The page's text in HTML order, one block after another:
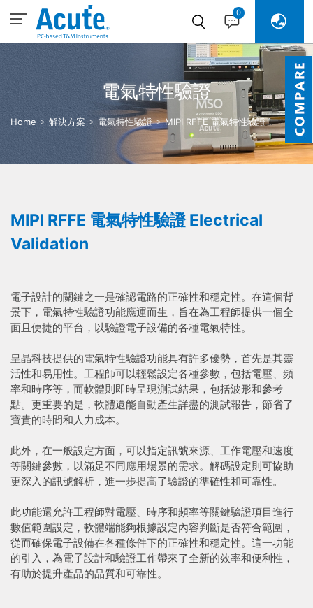
0
電氣特性驗證
Home 解決方案 電氣特性驗證
MIPI RFFE 電氣特性驗證
Electrical Validation
MIPI RFFE 電氣特性驗證 Electrical
Validation
電子設計的關鍵之一是確認電路的正確性和穩定性。在這個背
景下，電氣特性驗證功能應運而生，旨在為工程師提供一個全
面且便捷的平台，以驗證電子設備的各種電氣特性。
皇晶科技提供的電氣特性驗證功能具有許多優勢，首先是其靈
活性和易用性。工程師可以輕鬆設定各種參數，包括電壓、頻
率和時序等，而軟體則即時呈現測試結果，包括波形和參考
點。更重要的是，軟體還能自動產生詳盡的測試報告，節省了
寶貴的時間和人力成本。
此外，在一般設定方面，可以指定訊號來源、工作電壓和速度
等關鍵參數，以滿足不同應用場景的需求。解碼設定則可協助
更深入的訊號解析，進一步提高了驗證的準確性和可靠性。
此功能還允許工程師對電壓、時序和頻率等關鍵驗證項目進行
數值範圍設定，軟體端能夠根據設定內容判斷是否符合範圍，
從而確保電子設備在各種條件下的正確性和穩定性。這一功能
的引入，為電子設計和驗證工作帶來了全新的效率和便利性，
有助於提升產品的品質和可靠性。